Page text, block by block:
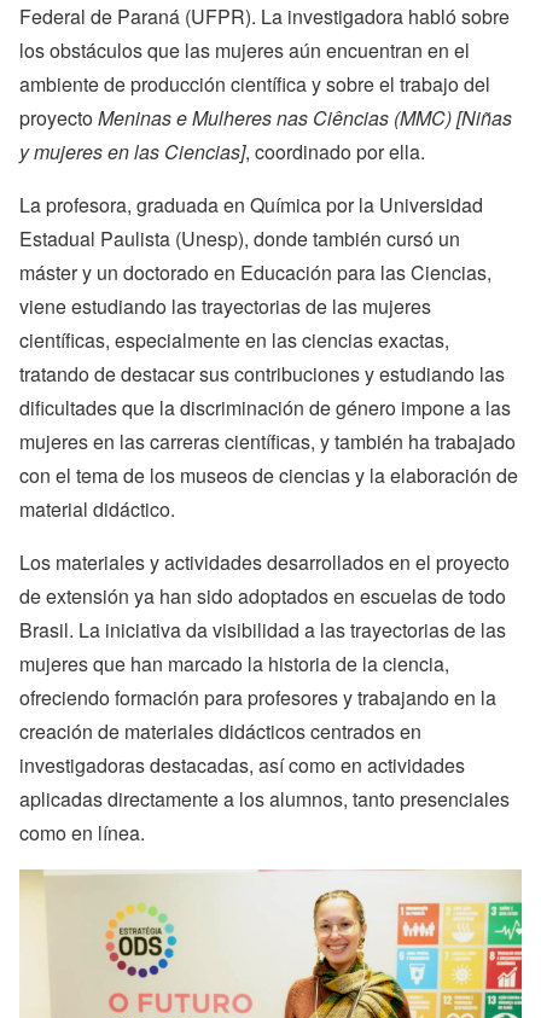
Federal de Paraná (UFPR). La investigadora habló sobre
los obstáculos que las mujeres aún encuentran en el
ambiente de producción científica y sobre el trabajo del
proyectoMeninas e Mulheres nas Ciências (MMC) [Niñas
y mujeres en las Ciencias], coordinado por ella.
La profesora, graduada en Química por la Universidad
Estadual Paulista (Unesp), donde también cursó un
máster y un doctorado en Educación para las Ciencias,
viene estudiando las trayectorias de las mujeres
científicas, especialmente en las ciencias exactas,
tratando de destacar sus contribuciones y estudiando las
dificultades que la discriminación de género impone a las
mujeres en las carreras científicas, y también ha trabajado
con el tema de los museos de ciencias y la elaboración de
material didáctico.
Los materiales y actividades desarrollados en el proyecto
de extensión ya han sido adoptados en escuelas de todo
Brasil. La iniciativa da visibilidad a las trayectorias de las
mujeres que han marcado la historia de la ciencia,
ofreciendo formación para profesores y trabajando en la
creación de materiales didácticos centrados en
investigadoras destacadas, así como en actividades
aplicadas directamente a los alumnos, tanto presenciales
como en línea.